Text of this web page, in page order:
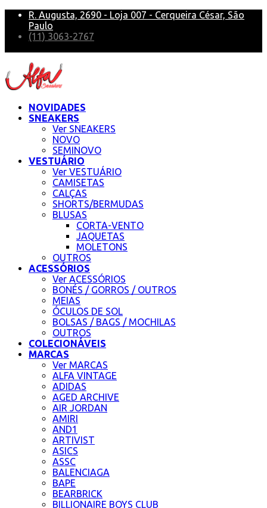
R. Augusta, 2690 - Loja 007 - Cerqueira César, São
Paulo
(11) 3063-2767
NOVIDADES
SNEAKERS
Ver SNEAKERS
NOVO
SEMINOVO
VESTUÁRIO
Ver VESTUÁRIO
CAMISETAS
CALÇAS
SHORTS/BERMUDAS
BLUSAS
CORTA-VENTO
JAQUETAS
MOLETONS
OUTROS
ACESSÓRIOS
Ver ACESSÓRIOS
BONÉS / GORROS / OUTROS
MEIAS
ÓCULOS DE SOL
BOLSAS / BAGS / MOCHILAS
OUTROS
COLECIONÁVEIS
MARCAS
Ver MARCAS
ALFA VINTAGE
ADIDAS
AGED ARCHIVE
AIR JORDAN
AMIRI
AND1
ARTIVIST
ASICS
ASSC
BALENCIAGA
BAPE
BEARBRICK
BILLIONAIRE BOYS CLUB